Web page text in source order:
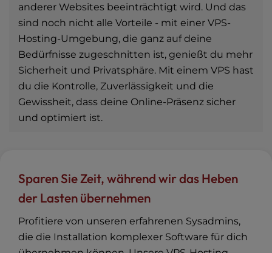
anderer Websites beeinträchtigt wird. Und das
sind noch nicht alle Vorteile - mit einer VPS-
Hosting-Umgebung, die ganz auf deine
Bedürfnisse zugeschnitten ist, genießt du mehr
Sicherheit und Privatsphäre. Mit einem VPS hast
du die Kontrolle, Zuverlässigkeit und die
Gewissheit, dass deine Online-Präsenz sicher
und optimiert ist.
Sparen Sie Zeit, während wir das Heben
der Lasten übernehmen
Profitiere von unseren erfahrenen Sysadmins,
die die Installation komplexer Software für dich